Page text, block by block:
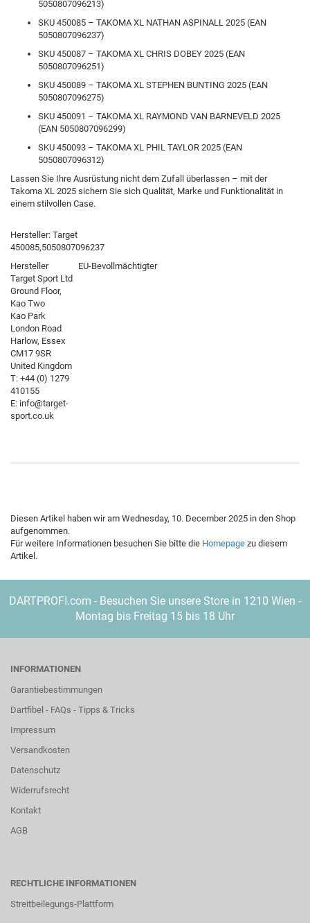
5050807096213)
SKU 450085 – TAKOMA XL NATHAN ASPINALL 2025 (EAN
5050807096237)
SKU 450087 – TAKOMA XL CHRIS DOBEY 2025 (EAN
5050807096251)
SKU 450089 – TAKOMA XL STEPHEN BUNTING 2025 (EAN
5050807096275)
SKU 450091 – TAKOMA XL RAYMOND VAN BARNEVELD 2025
(EAN 5050807096299)
SKU 450093 – TAKOMA XL PHIL TAYLOR 2025 (EAN
5050807096312)
Lassen Sie Ihre Ausrüstung nicht dem Zufall überlassen – mit der
Takoma XL 2025 sichern Sie sich Qualität, Marke und Funktionalität in
einem stilvollen Case.
Hersteller: Target
450085,5050807096237
Hersteller
EU-Bevollmächtigter
Target Sport Ltd
Ground Floor,
Kao Two
Kao Park
London Road
Harlow, Essex
CM17 9SR
United Kingdom
T: +44 (0) 1279
410155
E: info@target-
sport.co.uk
Diesen Artikel haben wir am Wednesday, 10. December 2025 in den Shop
aufgenommen.
Für weitere Informationen besuchen Sie bitte die Homepage zu diesem
Artikel.
DARTPROFI.com - Besuchen Sie unsere Store in 1210 Wien -
Montag bis Freitag 15 bis 18 Uhr
INFORMATIONEN
Garantiebestimmungen
Dartfibel - FAQs - Tipps & Tricks
Impressum
Versandkosten
Datenschutz
Widerrufsrecht
Kontakt
AGB
RECHTLICHE INFORMATIONEN
Streitbeilegungs-Plattform